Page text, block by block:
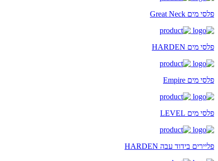
פלסי מים Great Neck
פלסי מים HARDEN
פלסי מים Empire
פלסי מים LEVEL
פליירים בידוד עבה HARDEN